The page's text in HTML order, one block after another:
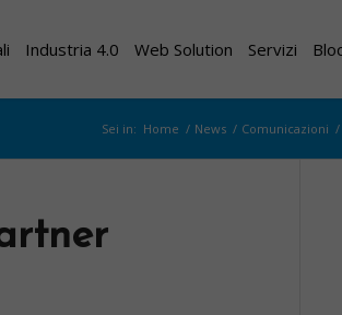
Industria 4.0 Web Solution Servizi
Sei in: Home / News / Comunicazioni /